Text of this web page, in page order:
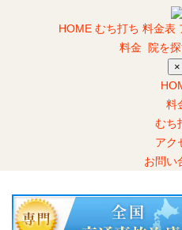
HOME むち打ち 料金表
料金
院を
×
料
むち
アク
お問い